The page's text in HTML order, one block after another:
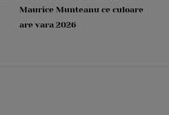
Maurice Munteanu ce culoare
are vara 2026